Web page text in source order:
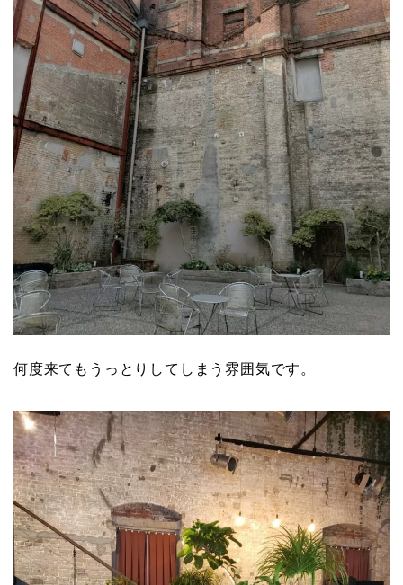
何度来てもうっとりしてしまう雰囲気です。